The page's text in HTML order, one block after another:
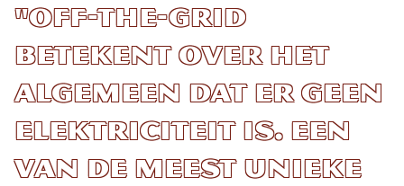
"Off-the-grid
betekent over het
algemeen dat er geen
elektriciteit is. Een
van de meest unieke